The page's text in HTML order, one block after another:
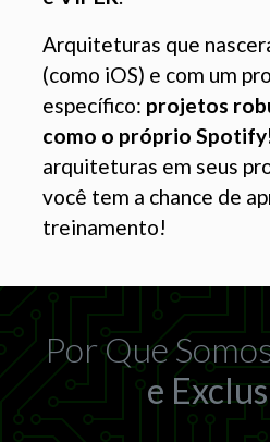
Arquiteturas que
(como iOS) e com um
específico: projetos
como o próprio
arquiteturas em seus
você tem a chance de
treinamento!
Por Que
e